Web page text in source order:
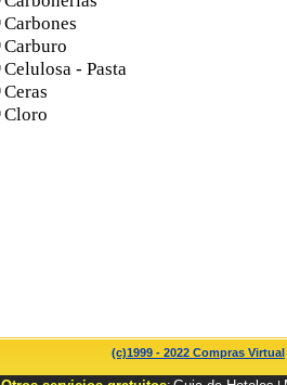
Carbones
Carburo
Celulosa - Pasta
Ceras
Cloro
(c)1999 - 2022 Compras Virtual